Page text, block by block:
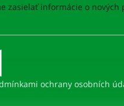
zasielať informácie o nových
ochrany osobních